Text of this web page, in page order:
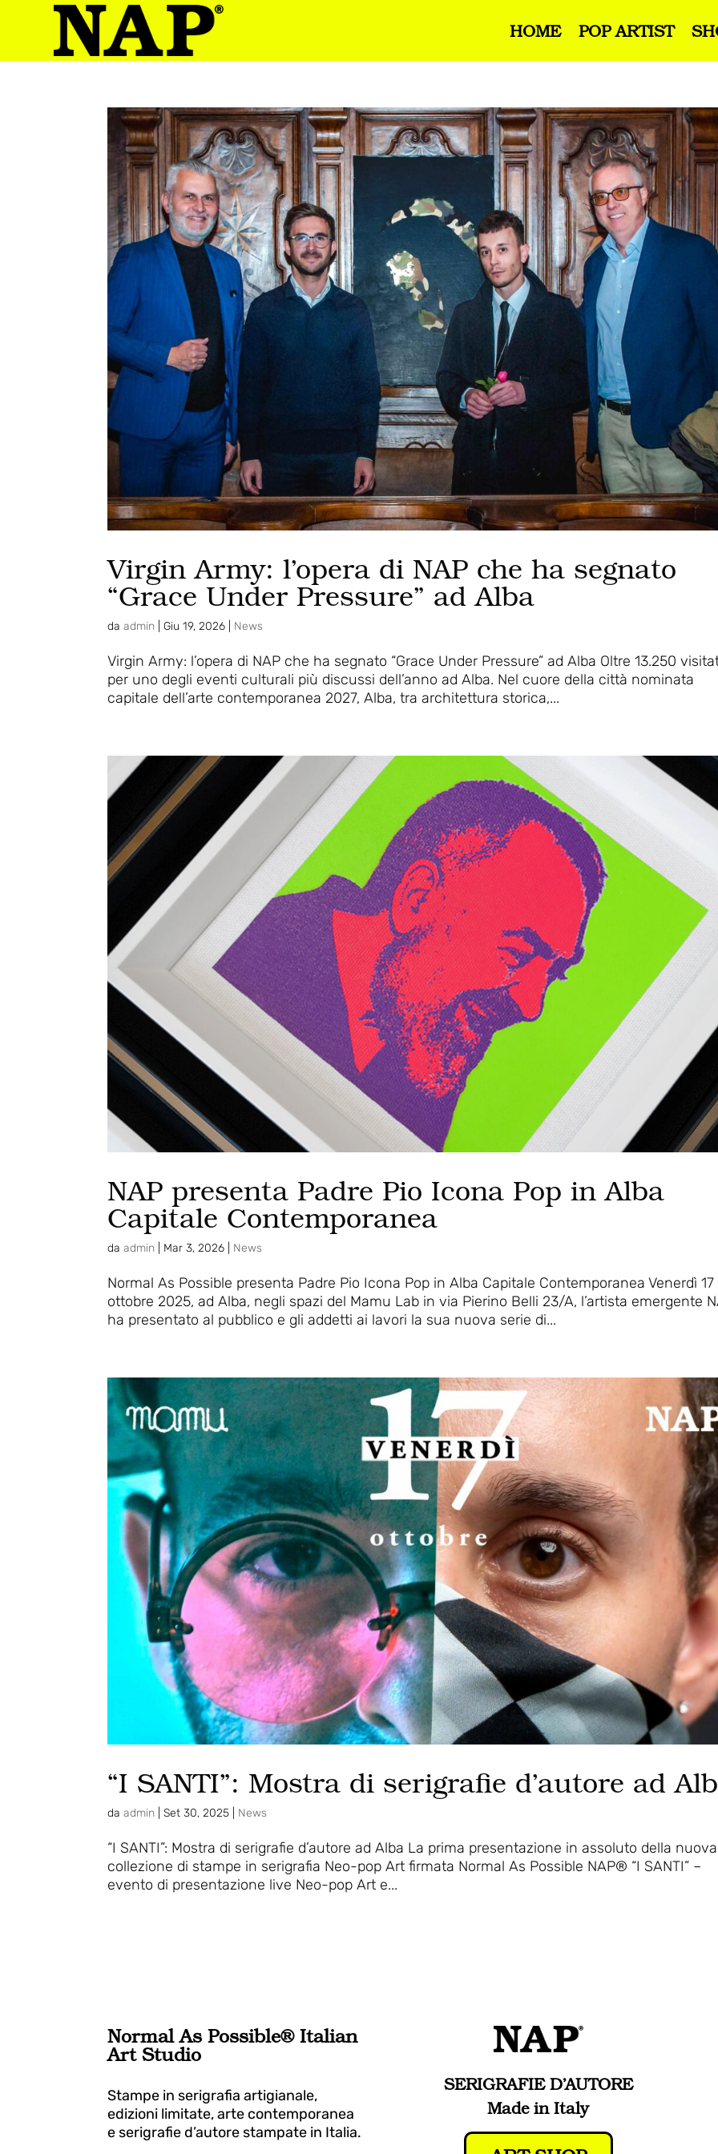
HOME POP ARTIST
Virgin Army: l’opera di NAP che ha segnato
“Grace Under Pressure” ad Alba
daadmin Giu 19, 2026 News
Virgin Army: l’opera di NAP che ha segnato “Grace Under Pressure” ad Alba Oltre 13.250
per uno degli eventi culturali più discussi dell’anno ad Alba. Nel cuore della città nominata
capitale dell’arte contemporanea 2027, Alba, tra architettura storica,...
NAP presenta Padre Pio Icona Pop in Alba
Capitale Contemporanea
daadmin Mar 3, 2026 News
Normal As Possible presenta Padre Pio Icona Pop in Alba Capitale Contemporanea Venerdì 17
ottobre 2025, ad Alba, negli spazi del Mamu Lab in via Pierino Belli 23/A, l’artista emergente
ha presentato al pubblico e gli addetti ai lavori la sua nuova serie di...
“I SANTI”: Mostra di serigrafie d’autore ad
daadmin |Set 30, 2025 News
“I SANTI”: Mostra di serigrafie d’autore ad Alba La prima presentazione in assoluto della nuova
collezione di stampe in serigrafia Neo-pop Art firmata Normal As Possible NAP® “I SANTI” –
evento di presentazione live Neo-pop Art e...
Normal As Possible® Italian
Art Studio
Stampe in serigrafia artigianale,
edizioni limitate, arte contemporanea
e serigrafie d’autore stampate in Italia.
SERIGRAFIE D’AUTORE
Made in Italy